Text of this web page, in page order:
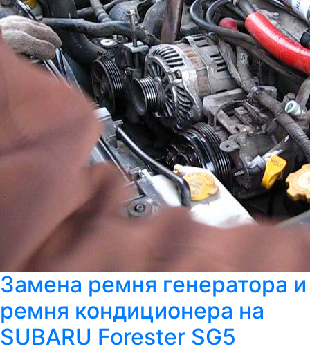
Замена ремня генератора и
ремня кондиционера на
SUBARU Forester SG5